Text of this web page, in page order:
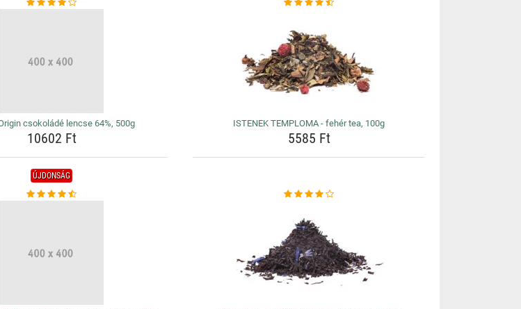
csokoládé lencse 64%, 500g
10602 Ft
ISTENEK TEMPLOMA - fehér tea, 100g
5585 Ft
ÚJDONSÁG